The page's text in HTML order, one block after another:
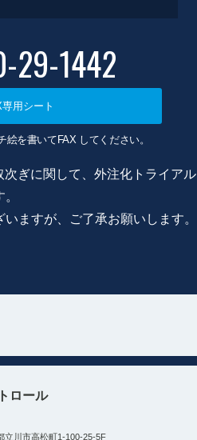
29-1442
専用シート
絵を書いてFAX してください。
ぎに関して、外注化トライアル
ますが、ご了承お願いします。
ロール
立川市高松町1-100-25-5F